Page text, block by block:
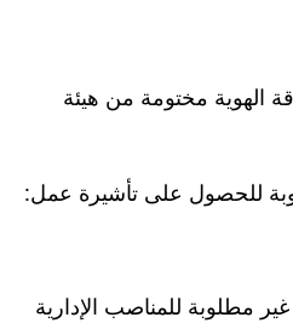
مختومة من هيئة
للحصول على تأشيرة عمل:
مطلوبة للمناصب الإدارية